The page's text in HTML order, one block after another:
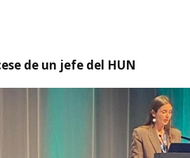
de un jefe del HUN